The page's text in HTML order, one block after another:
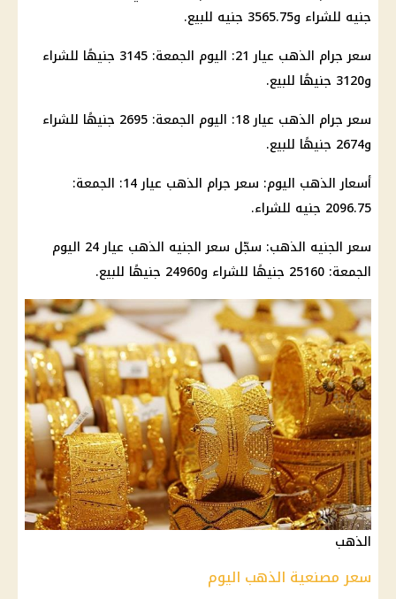
جنيه للشراء و3565.75 جنيه للبيع.
سعر جرام الذهب عيار 21
: اليوم الجمعة: 3145 جنيهًا للشراء
و3120 جنيهًا للبيع.
سعر جرام الذهب عيار 18
: اليوم الجمعة: 2695 جنيهًا للشراء
و2674 جنيهًا للبيع.
أسعار الذهب اليوم: سعر جرام الذهب
عيار 14: الجمعة:
2096.75 جنيه للشراء.
سعر الجنيه الذهب: سجّل سعر الجنيه الذهب عيار 24
اليوم
الجمعة: 25160 جنيهًا للشراء و24960 جنيهًا للبيع.
الذهب
سعر مصنعية الذهب اليوم